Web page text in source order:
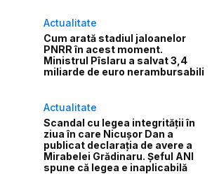
Actualitate
Cum arată stadiul jaloanelor
PNRR în acest moment.
Ministrul Pîslaru a salvat 3,4
miliarde de euro nerambursabili
Actualitate
Scandal cu legea integrității în
ziua în care Nicușor Dan a
publicat declarația de avere a
Mirabelei Grădinaru. Șeful ANI
spune că legea e inaplicabilă